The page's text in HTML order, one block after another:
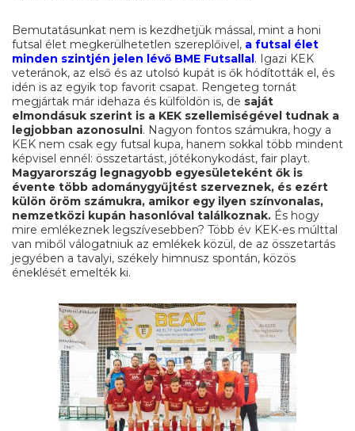
Bemutatásunkat nem is kezdhetjük mással, mint a honi
futsal élet megkerülhetetlen szereplőivel, a futsal élet
minden szintjén jelen lévő BME Futsallal. Igazi KEK
veteránok, az első és az utolsó kupát is ők hódították el, és
idén is az egyik top favorit csapat. Rengeteg tornát
megjártak már idehaza és külföldön is, de saját
elmondásuk szerint is a KEK szellemiségével tudnak a
legjobban azonosulni. Nagyon fontos számukra, hogy a
KEK nem csak egy futsal kupa, hanem sokkal több mindent
képvisel ennél: összetartást, jótékonykodást, fair playt.
Magyarország legnagyobb egyesületeként ők is
évente több adománygyűjtést szerveznek, és ezért
külön öröm számukra, amikor egy ilyen színvonalas,
nemzetközi kupán hasonlóval találkoznak. És hogy
mire emlékeznek legszívesebben? Több év KEK-es múlttal
van miből válogatniuk az emlékek közül, de az összetartás
jegyében a tavalyi, székely himnusz spontán, közös
éneklését emelték ki.